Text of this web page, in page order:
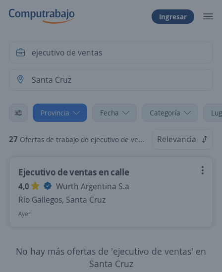
Ingresar
Provincia Fecha Categoría
27 Ofertas de trabajo de ejecutivo de ventas en Santa Cruz Relevancia
Ejecutivo de ventas en calle
4,0
Wurth Argentina S.a
Río Gallegos, Santa Cruz
Ayer
No hay más ofertas de 'ejecutivo de ventas' en
Santa Cruz